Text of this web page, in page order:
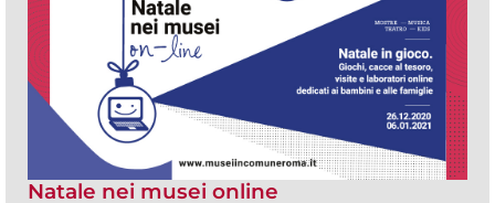
Natale nei musei online